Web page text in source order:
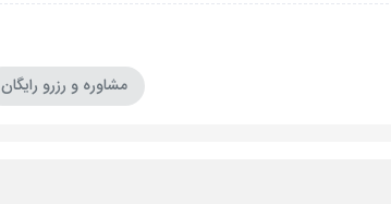
مشاوره و رزرو رایگان